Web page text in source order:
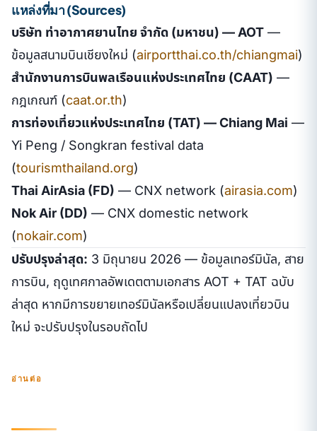
แหล่งที่มา (Sources)
บริษัท ท่าอากาศยานไทย จำกัด (มหาชน) — AOT —
ข้อมูลสนามบินเชียงใหม่ (airportthai.co.th/chiangmai)
สำนักงานการบินพลเรือนแห่งประเทศไทย (CAAT) —
กฎเกณฑ์ (caat.or.th)
การท่องเที่ยวแห่งประเทศไทย (TAT) — Chiang Mai —
Yi Peng / Songkran festival data
(tourismthailand.org)
Thai AirAsia (FD) — CNX network (airasia.com)
Nok Air (DD) — CNX domestic network
(nokair.com)
ปรับปรุงล่าสุด: 3 มิถุนายน 2026 — ข้อมูลเทอร์มินัล, สาย
การบิน, ฤดูเทศกาลอัพเดตตามเอกสาร AOT + TAT ฉบับ
ล่าสุด หากมีการขยายเทอร์มินัลหรือเปลี่ยนแปลงเที่ยวบิน
ใหม่ จะปรับปรุงในรอบถัดไป
อ่านต่อ